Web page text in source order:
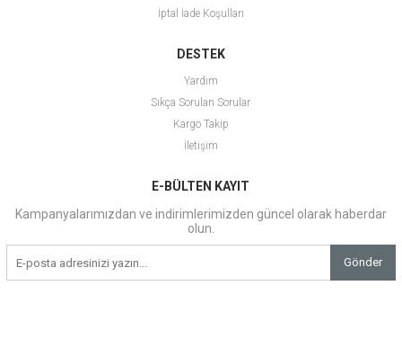
İptal İade Koşulları
DESTEK
Yardım
Sıkça Sorulan Sorular
Kargo Takip
İletişim
E-BÜLTEN KAYIT
Kampanyalarımızdan ve indirimlerimizden güncel olarak haberdar
olun.
Gönder